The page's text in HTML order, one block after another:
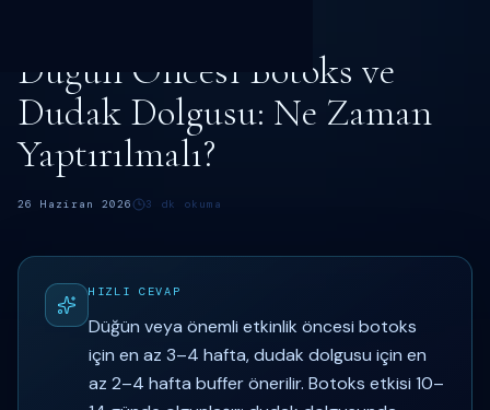
Düğün Öncesi Botoks ve
Dudak Dolgusu: Ne Zaman
Yaptırılmalı?
26 Haziran 2026 3 dk okuma
HIZLI CEVAP
Düğün veya önemli etkinlik öncesi botoks
için en az 3–4 hafta, dudak dolgusu için en
az 2–4 hafta buffer önerilir. Botoks etkisi 10–